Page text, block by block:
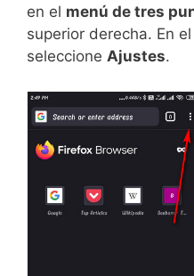
en el menú de tres
superior derecha. En
seleccione Ajustes.